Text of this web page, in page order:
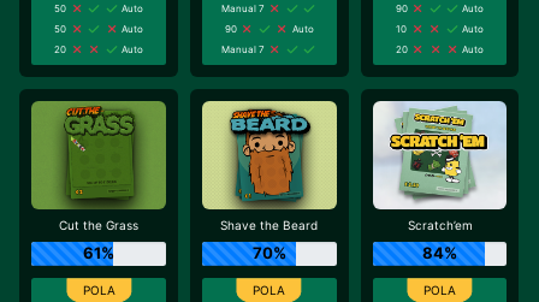
50
Auto
50
Auto
20
Auto
Manual 7
90
Auto
Manual 7
90
Auto
10
Auto
20
Auto
Cut the Grass
61%
Shave the Beard
70%
Scratch’em
84%